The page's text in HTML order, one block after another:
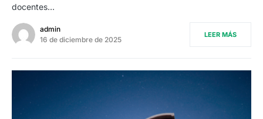
docentes…
admin
16 de diciembre de 2025
LEER MÁS